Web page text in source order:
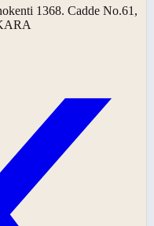
1368. Cadde No.61,